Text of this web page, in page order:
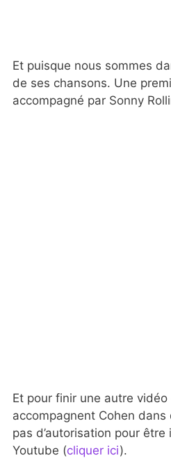
Et puisque nous sommes
de ses chansons. Une
accompagné par Sonny
Et pour finir une autre
accompagnent Cohen
pas d’autorisation pour
Youtube (cliquer ici).